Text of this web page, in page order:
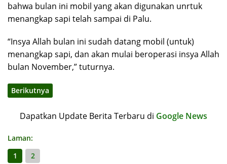
bahwa bulan ini mobil yang akan digunakan unrtuk
menangkap sapi telah sampai di Palu.
“Insya Allah bulan ini sudah datang mobil (untuk)
menangkap sapi, dan akan mulai beroperasi insya Allah
bulan November,” tuturnya.
Berikutnya
Dapatkan Update Berita Terbaru di Google News
Laman:
1
2